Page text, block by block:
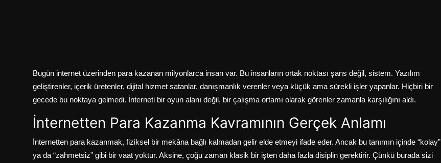
Bugün internet üzerinden para kazanan milyonlarca insan var. Bu insanların ortak noktası şans değil, sistem. Yazılım
geliştirenler, içerik üretenler, dijital hizmet satanlar, danışmanlık verenler veya küçük ama sürekli işler yapanlar. Hiçbiri bir
gecede bu noktaya gelmedi. İnterneti bir oyun alanı değil, bir çalışma ortamı olarak görenler zamanla karşılığını aldı.
İnternetten Para Kazanma Kavramının Gerçek Anlamı
İnternetten para kazanmak, fiziksel bir mekâna bağlı kalmadan gelir elde etmeyi ifade eder. Ancak bu tanımın içinde “kolay”
ya da “zahmetsiz” gibi bir vaat yoktur. Aksine, çoğu zaman klasik bir işten daha fazla disiplin gerektirir. Çünkü burada sizi